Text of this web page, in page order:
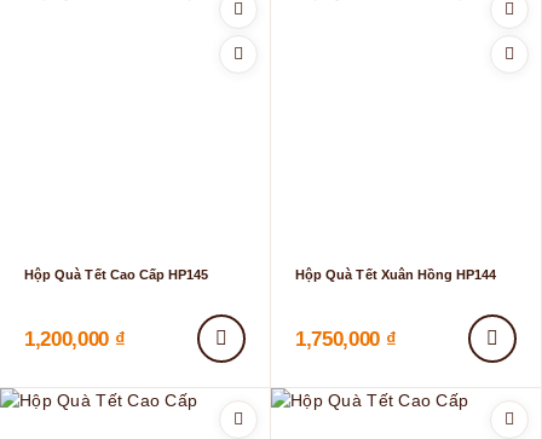
Hộp Quà Tết Cao Cấp HP145
1,200,000 ₫
Hộp Quà Tết Xuân Hồng HP144
1,750,000 ₫